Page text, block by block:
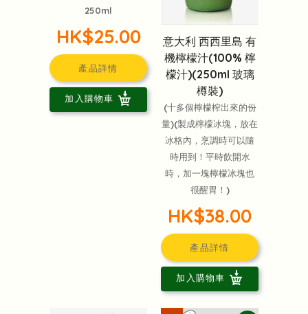
250ml
HK$25.00
產品詳情
加入購物車
意大利 西西里島 有
機檸檬汁(100% 檸
檬汁)(250ml 玻璃
樽裝)
(十多個檸檬榨出來的份
量)(製成檸檬冰塊，放在
冰格內，烹調時可以隨
時用到！平時飲開水
時，加一塊檸檬冰塊也
很醒胃！)
HK$38.00
產品詳情
加入購物車